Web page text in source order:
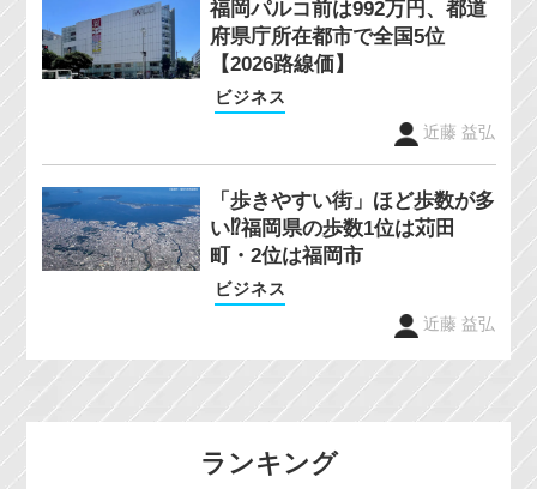
福岡パルコ前は992万円、都道
府県庁所在都市で全国5位
【2026路線価】
ビジネス
近藤 益弘
「歩きやすい街」ほど歩数が多
い⁉福岡県の歩数1位は苅田
町・2位は福岡市
ビジネス
近藤 益弘
ランキング